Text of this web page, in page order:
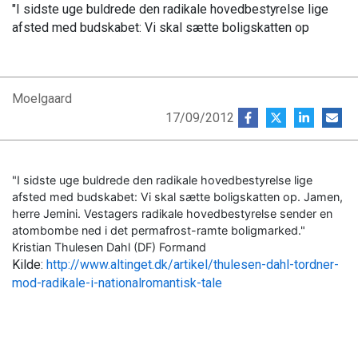
Podcast
"I sidste uge buldrede den radikale hovedbestyrelse lige
afsted med budskabet: Vi skal sætte boligskatten op
Moelgaard
17/09/2012
"I sidste uge buldrede den radikale hovedbestyrelse lige
afsted med budskabet: Vi skal sætte boligskatten op. Jamen,
herre Jemini. Vestagers radikale hovedbestyrelse sender en
atombombe ned i det permafrost-ramte boligmarked."
Kristian Thulesen Dahl (DF) Formand
Kilde: http://www.altinget.dk/artikel/thulesen-dahl-tordner-
mod-radikale-i-nationalromantisk-tale